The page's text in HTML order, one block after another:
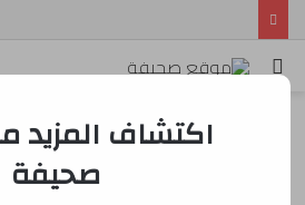
بحث
اكتشاف
صحيفة